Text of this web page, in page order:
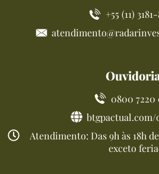
+55 (11)
0800 7220
Atendimento: Das 9h às 18h
exceto